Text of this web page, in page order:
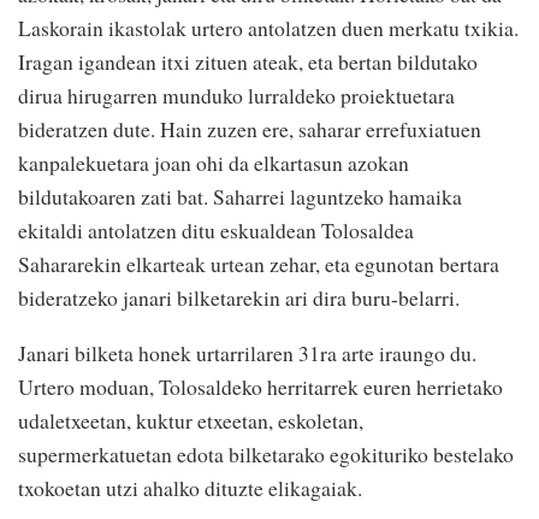
Laskorain ikastolak urtero antolatzen duen merkatu txikia.
Iragan igandean itxi zituen ateak, eta bertan bildutako
dirua hirugarren munduko lurraldeko proiektuetara
bideratzen dute. Hain zuzen ere, saharar errefuxiatuen
kanpalekuetara joan ohi da elkartasun azokan
bildutakoaren zati bat. Saharrei laguntzeko hamaika
ekitaldi antolatzen ditu eskualdean Tolosaldea
Sahararekin elkarteak urtean zehar, eta egunotan bertara
bideratzeko janari bilketarekin ari dira buru-belarri.
Janari bilketa honek urtarrilaren 31ra arte iraungo du.
Urtero moduan, Tolosaldeko herritarrek euren herrietako
udaletxeetan, kuktur etxeetan, eskoletan,
supermerkatuetan edota bilketarako egokituriko bestelako
txokoetan utzi ahalko dituzte elikagaiak.